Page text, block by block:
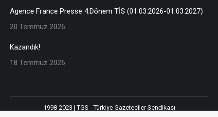
Agence France Presse 4.Dönem TİS (01.03.2026-01.03.2027)
20 Temmuz 2026
Kazandık!
18 Temmuz 2026
1998-2023 | TGS - Türkiye Gazeteciler Sendikası